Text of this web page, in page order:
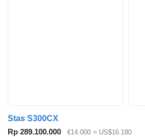
Stas S300CX
Rp 289.100.000
€14.000 ≈ US$16.180